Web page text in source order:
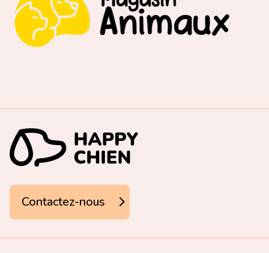
Contactez-nous